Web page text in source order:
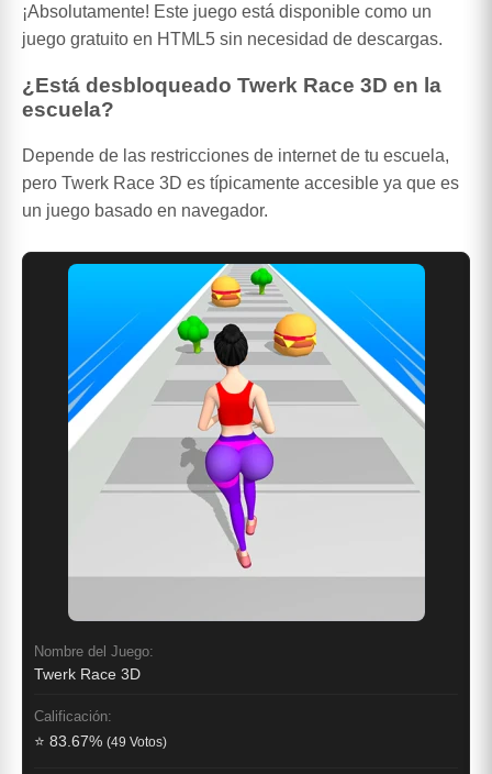
¡Absolutamente! Este juego está disponible como un
juego gratuito en HTML5 sin necesidad de descargas.
¿Está desbloqueado Twerk Race 3D en la
escuela?
Depende de las restricciones de internet de tu escuela,
pero Twerk Race 3D es típicamente accesible ya que es
un juego basado en navegador.
Nombre del Juego:
Twerk Race 3D
Calificación:
⭐ 83.67% (49 Votos)